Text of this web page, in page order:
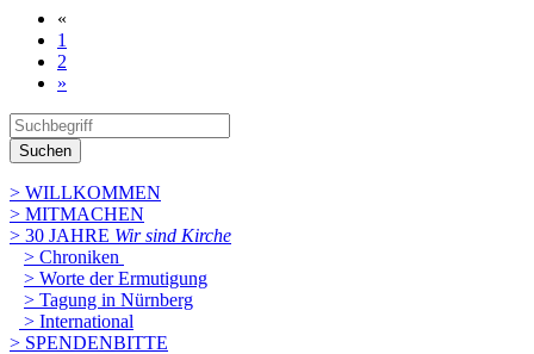
«
1
2
»
Suchen
> WILLKOMMEN
> MITMACHEN
> 30 JAHRE Wir sind Kirche
> Chroniken
> Worte der Ermutigung
> Tagung in Nürnberg
> International
> SPENDENBITTE